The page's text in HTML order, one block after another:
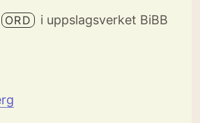
ORD i uppslagsverket BiBB